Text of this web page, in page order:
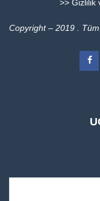
>> Gizlilik
Copyright – 2019 . Tüm